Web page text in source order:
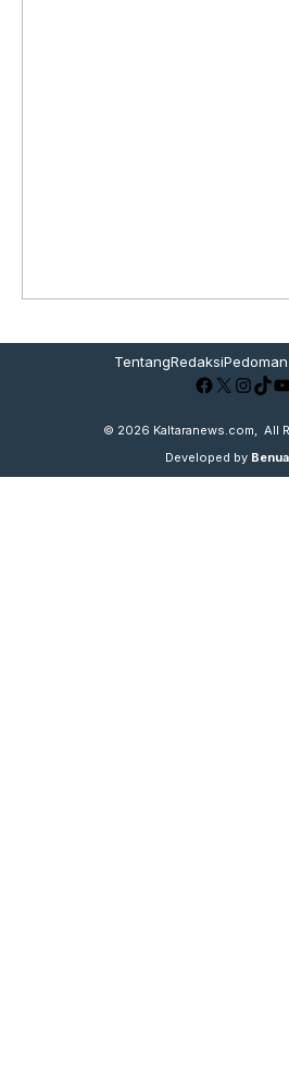
TentangRedaksi
Facebook
X
© 2026 Kaltaranews.com, All
Developed by